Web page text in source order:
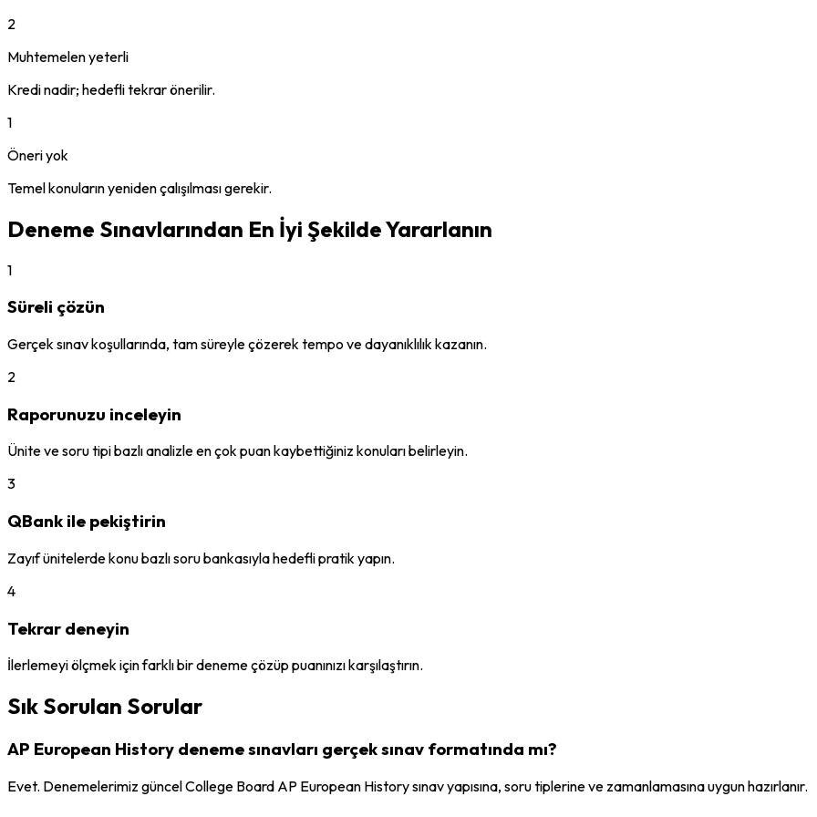
2
Muhtemelen yeterli
Kredi nadir; hedefli tekrar önerilir.
1
Öneri yok
Temel konuların yeniden çalışılması gerekir.
Deneme Sınavlarından En İyi Şekilde Yararlanın
1
Süreli çözün
Gerçek sınav koşullarında, tam süreyle çözerek tempo ve dayanıklılık kazanın.
2
Raporunuzu inceleyin
Ünite ve soru tipi bazlı analizle en çok puan kaybettiğiniz konuları belirleyin.
3
QBank ile pekiştirin
Zayıf ünitelerde konu bazlı soru bankasıyla hedefli pratik yapın.
4
Tekrar deneyin
İlerlemeyi ölçmek için farklı bir deneme çözüp puanınızı karşılaştırın.
Sık Sorulan Sorular
AP European History deneme sınavları gerçek sınav formatında mı?
Evet. Denemelerimiz güncel College Board AP European History sınav yapısına, soru tiplerine ve zamanlamasına uygun hazırlanır.